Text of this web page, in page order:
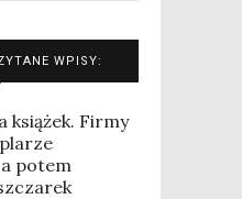
WPISY:
książek. Firmy
potem